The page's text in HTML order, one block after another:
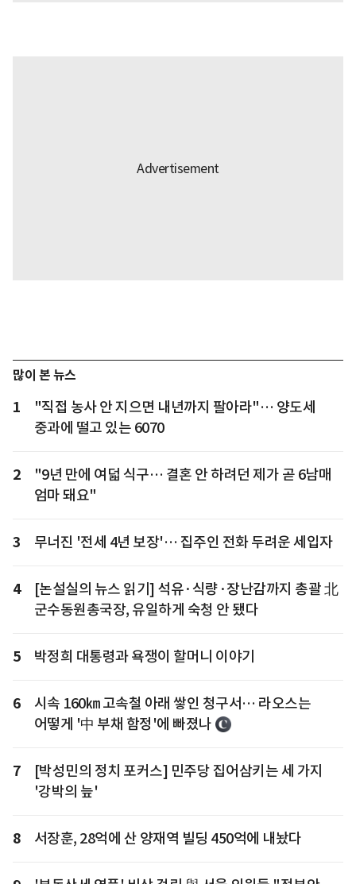
많이 본 뉴스
1
"직접 농사 안 지으면 내년까지 팔아라"… 양도세
중과에 떨고 있는 6070
2
"9년 만에 여덟 식구… 결혼 안 하려던 제가 곧 6남매
엄마 돼요"
3 무너진 '전세 4년 보장'… 집주인 전화 두려운 세입자
4
[논설실의 뉴스 읽기] 석유·식량·장난감까지 총괄 北
군수동원총국장, 유일하게 숙청 안 됐다
5 박정희 대통령과 욕쟁이 할머니 이야기
6
시속 160㎞ 고속철 아래 쌓인 청구서… 라오스는
어떻게 '中 부채 함정'에 빠졌나
7
[박성민의 정치 포커스] 민주당 집어삼키는 세 가지
'강박의 늪'
8 서장훈, 28억에 산 양재역 빌딩 450억에 내놨다